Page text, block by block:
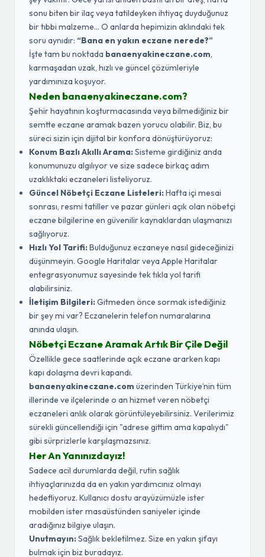
sonu biten bir ilaç veya tatildeyken ihtiyaç duyduğunuz
bir tıbbi malzeme... O anlarda hepimizin aklındaki tek
soru aynıdır: “Bana en yakın eczane nerede?”
İşte tam bu noktada banaenyakineczane.com,
karmaşadan uzak, hızlı ve güncel çözümleriyle
yardımınıza koşuyor.
Neden banaenyakineczane.com?
Şehir hayatının koşturmacasında veya bilmediğiniz bir
semtte eczane aramak bazen yorucu olabilir. Biz, bu
süreci sizin için dijital bir konfora dönüştürüyoruz:
Konum Bazlı Akıllı Arama:Sisteme girdiğiniz anda
konumunuzu algılıyor ve size sadece birkaç adım
uzaklıktaki eczaneleri listeliyoruz.
Güncel Nöbetçi Eczane Listeleri:Hafta içi mesai
sonrası, resmi tatiller ve pazar günleri açık olan nöbetçi
eczane bilgilerine en güvenilir kaynaklardan ulaşmanızı
sağlıyoruz.
Hızlı Yol Tarifi:Bulduğunuz eczaneye nasıl gideceğinizi
düşünmeyin. Google Haritalar veya Apple Haritalar
entegrasyonumuz sayesinde tek tıkla yol tarifi
alabilirsiniz.
İletişim Bilgileri:Gitmeden önce sormak istediğiniz
bir şey mi var? Eczanelerin telefon numaralarına
anında ulaşın.
Nöbetçi Eczane Aramak Artık Bir Çile Değil
Özellikle gece saatlerinde açık eczane ararken kapı
kapı dolaşma devri kapandı.
banaenyakineczane.com üzerinden Türkiye’nin tüm
illerinde ve ilçelerinde o an hizmet veren nöbetçi
eczaneleri anlık olarak görüntüleyebilirsiniz. Verilerimiz
sürekli güncellendiği için "adrese gittim ama kapalıydı"
gibi sürprizlerle karşılaşmazsınız.
Her An Yanınızdayız!
Sadece acil durumlarda değil, rutin sağlık
ihtiyaçlarınızda da en yakın yardımcınız olmayı
hedefliyoruz. Kullanıcı dostu arayüzümüzle ister
mobilden ister masaüstünden saniyeler içinde
aradığınız bilgiye ulaşın.
Unutmayın:Sağlık bekletilmez. Size en yakın şifayı
bulmak için biz buradayız.